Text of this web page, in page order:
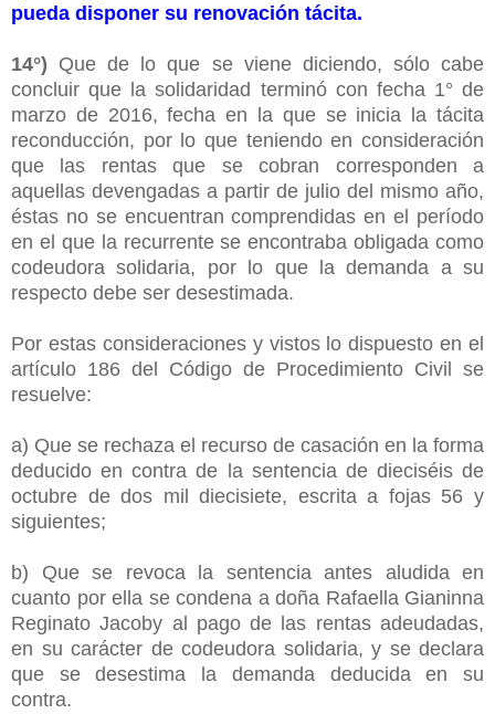
pueda disponer su renovación tácita.
14°) Que de lo que se viene diciendo, sólo cabe
concluir que la solidaridad terminó con fecha 1° de
marzo de 2016, fecha en la que se inicia la tácita
reconducción, por lo que teniendo en consideración
que las rentas que se cobran corresponden a
aquellas devengadas a partir de julio del mismo año,
éstas no se encuentran comprendidas en el período
en el que la recurrente se encontraba obligada como
codeudora solidaria, por lo que la demanda a su
respecto debe ser desestimada.
Por estas consideraciones y vistos lo dispuesto en el
artículo 186 del Código de Procedimiento Civil se
resuelve:
a) Que se rechaza el recurso de casación en la forma
deducido en contra de la sentencia de dieciséis de
octubre de dos mil diecisiete, escrita a fojas 56 y
siguientes;
b) Que se revoca la sentencia antes aludida en
cuanto por ella se condena a doña Rafaella Gianinna
Reginato Jacoby al pago de las rentas adeudadas,
en su carácter de codeudora solidaria, y se declara
que se desestima la demanda deducida en su
contra.